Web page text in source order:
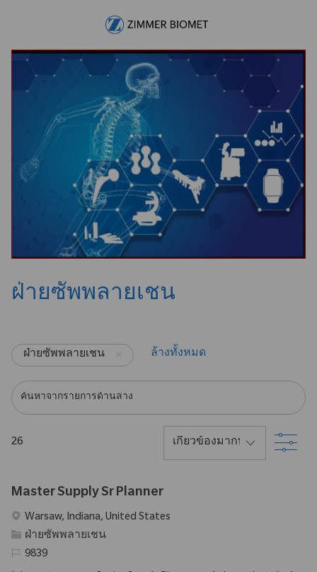
ฝ่ายซัพพลายเชน
ฝ่ายซัพพลายเชน ล้างทั้งหมด
ค้นหาจากรายการด้านล่าง
26 กรอ
Master Supply Sr Planner
สถานที่
Warsaw, Indiana, United States
ประเภท
ฝ่ายซัพพลายเชน
รหัสที่จําเป็น
9839